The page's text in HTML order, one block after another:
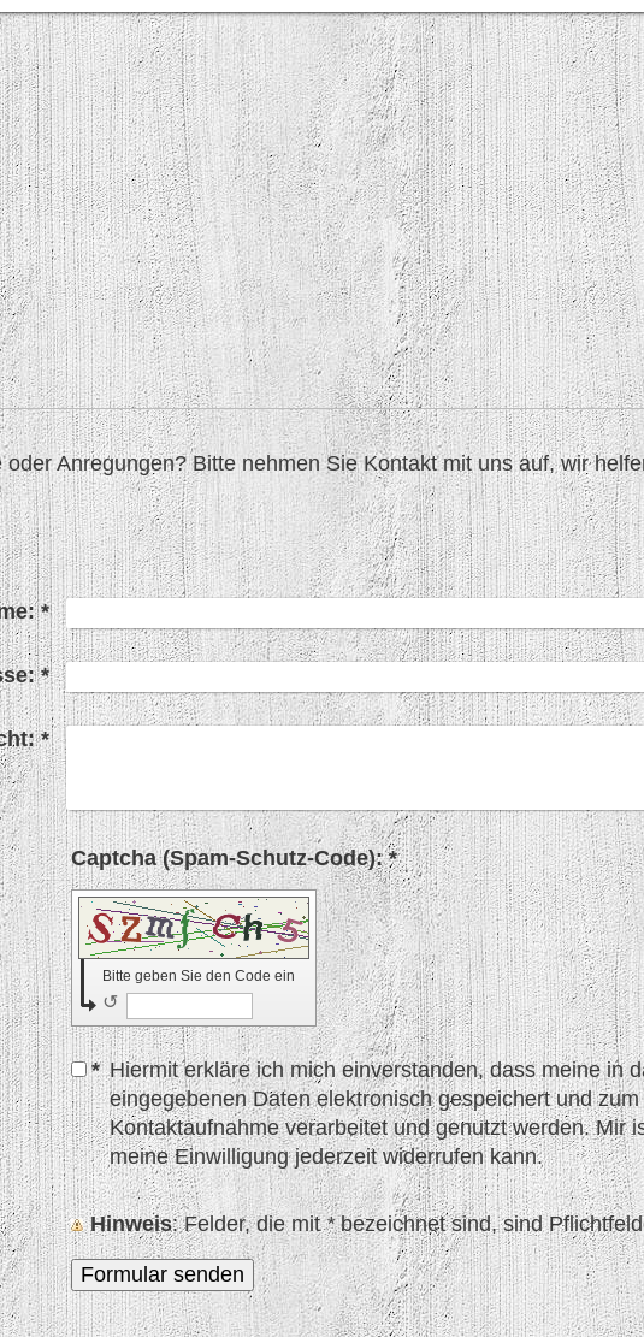
Anregungen? Bitte nehmen Sie Kontakt mit uns auf, wir
*
*
*
Captcha (Spam-Schutz-Code): *
Bitte geben Sie den Code ein
↺
* Hiermit erkläre ich mich einverstanden, dass meine in
eingegebenen Daten elektronisch gespeichert und
Kontaktaufnahme verarbeitet und genutzt werden. Mir
meine Einwilligung jederzeit widerrufen kann.
Hinweis : Felder, die mit*bezeichnet sind, sind